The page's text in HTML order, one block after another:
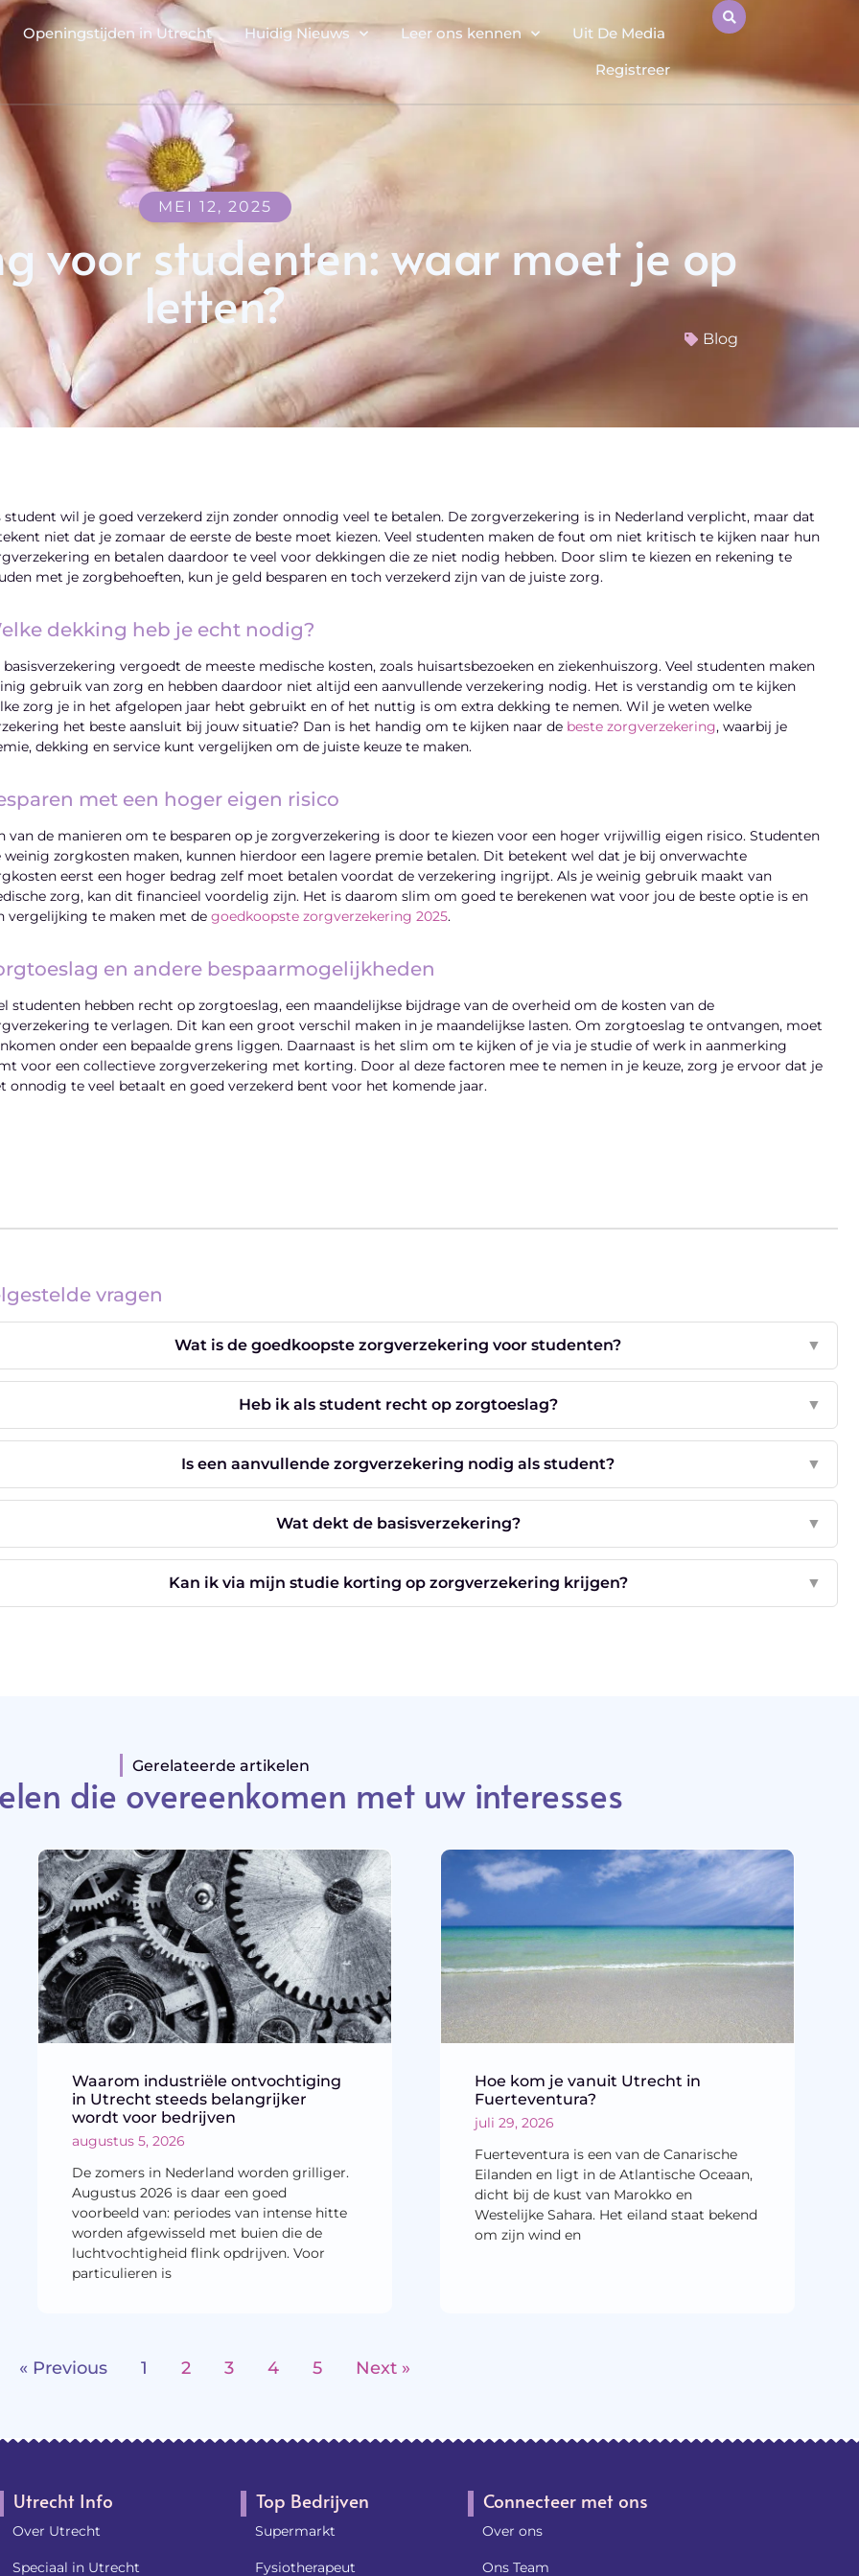
Openingstijden in Utrecht Huidig Nieuws Leer ons kennen
Uit De Media
Registreer
MEI 12, 2025
voor studenten: waar moet je op
letten?
Blog
student wil je goed verzekerd zijn zonder onnodig veel te betalen. De zorgverzekering is in Nederland verplicht, maar dat
niet dat je zomaar de eerste de beste moet kiezen. Veel studenten maken de fout om niet kritisch te kijken naar hun
en betalen daardoor te veel voor dekkingen die ze niet nodig hebben. Door slim te kiezen en rekening te
met je zorgbehoeften, kun je geld besparen en toch verzekerd zijn van de juiste zorg.
dekking heb je echt nodig?
basisverzekering vergoedt de meeste medische kosten, zoals huisartsbezoeken en ziekenhuiszorg. Veel studenten maken
gebruik van zorg en hebben daardoor niet altijd een aanvullende verzekering nodig. Het is verstandig om te kijken
zorg je in het afgelopen jaar hebt gebruikt en of het nuttig is om extra dekking te nemen. Wil je weten welke
het beste aansluit bij jouw situatie? Dan is het handig om te kijken naar de beste zorgverzekering, waarbij je
dekking en service kunt vergelijken om de juiste keuze te maken.
met een hoger eigen risico
van de manieren om te besparen op je zorgverzekering is door te kiezen voor een hoger vrijwillig eigen risico. Studenten
weinig zorgkosten maken, kunnen hierdoor een lagere premie betalen. Dit betekent wel dat je bij onverwachte
eerst een hoger bedrag zelf moet betalen voordat de verzekering ingrijpt. Als je weinig gebruik maakt van
zorg, kan dit financieel voordelig zijn. Het is daarom slim om goed te berekenen wat voor jou de beste optie is en
vergelijking te maken met de goedkoopste zorgverzekering 2025.
en andere bespaarmogelijkheden
studenten hebben recht op zorgtoeslag, een maandelijkse bijdrage van de overheid om de kosten van de
te verlagen. Dit kan een groot verschil maken in je maandelijkse lasten. Om zorgtoeslag te ontvangen, moet
onder een bepaalde grens liggen. Daarnaast is het slim om te kijken of je via je studie of werk in aanmerking
voor een collectieve zorgverzekering met korting. Door al deze factoren mee te nemen in je keuze, zorg je ervoor dat je
onnodig te veel betaalt en goed verzekerd bent voor het komende jaar.
vragen
Wat is de goedkoopste zorgverzekering voor studenten? ▼
Heb ik als student recht op zorgtoeslag? ▼
Is een aanvullende zorgverzekering nodig als student? ▼
Wat dekt de basisverzekering? ▼
Kan ik via mijn studie korting op zorgverzekering krijgen? ▼
Gerelateerde artikelen
die overeenkomen met uw interesses
Waarom industriële ontvochtiging
in Utrecht steeds belangrijker
wordt voor bedrijven
augustus 5, 2026
De zomers in Nederland worden grilliger.
Augustus 2026 is daar een goed
voorbeeld van: periodes van intense hitte
worden afgewisseld met buien die de
luchtvochtigheid flink opdrijven. Voor
particulieren is
Hoe kom je vanuit Utrecht in
Fuerteventura?
juli 29, 2026
Fuerteventura is een van de Canarische
Eilanden en ligt in de Atlantische Oceaan,
dicht bij de kust van Marokko en
Westelijke Sahara. Het eiland staat bekend
om zijn wind en
« Previous 1 2 3 4 5 Next »
Utrecht Info
Over Utrecht
Speciaal in Utrecht
Top Bedrijven
Supermarkt
Fysiotherapeut
Connecteer met ons
Over ons
Ons Team